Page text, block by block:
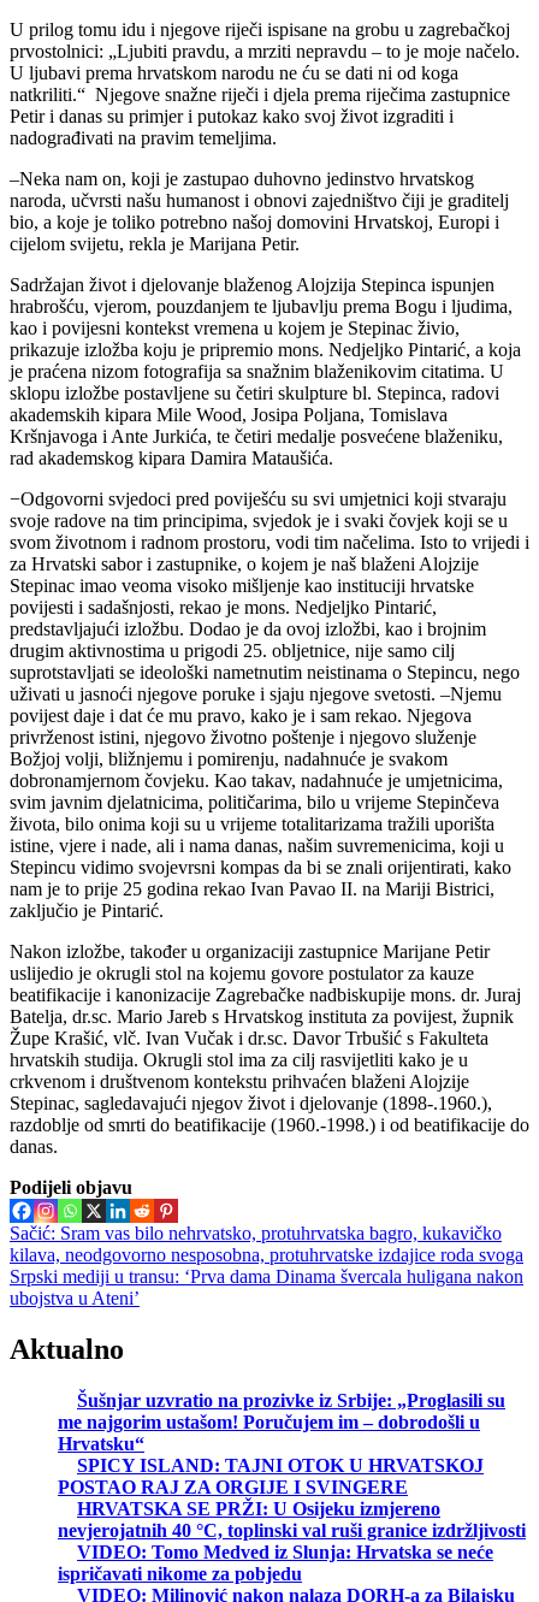
U prilog tomu idu i njegove riječi ispisane na grobu u zagrebačkoj
prvostolnici: „Ljubiti pravdu, a mrziti nepravdu – to je moje načelo.
U ljubavi prema hrvatskom narodu ne ću se dati ni od koga
natkriliti.“ Njegove snažne riječi i djela prema riječima zastupnice
Petir i danas su primjer i putokaz kako svoj život izgraditi i
nadograđivati na pravim temeljima.
–Neka nam on, koji je zastupao duhovno jedinstvo hrvatskog
naroda, učvrsti našu humanost i obnovi zajedništvo čiji je graditelj
bio, a koje je toliko potrebno našoj domovini Hrvatskoj, Europi i
cijelom svijetu, rekla je Marijana Petir.
Sadržajan život i djelovanje blaženog Alojzija Stepinca ispunjen
hrabrošću, vjerom, pouzdanjem te ljubavlju prema Bogu i ljudima,
kao i povijesni kontekst vremena u kojem je Stepinac živio,
prikazuje izložba koju je pripremio mons. Nedjeljko Pintarić, a koja
je praćena nizom fotografija sa snažnim blaženikovim citatima. U
sklopu izložbe postavljene su četiri skulpture bl. Stepinca, radovi
akademskih kipara Mile Wood, Josipa Poljana, Tomislava
Kršnjavoga i Ante Jurkića, te četiri medalje posvećene blaženiku,
rad akademskog kipara Damira Mataušića.
−Odgovorni svjedoci pred poviješću su svi umjetnici koji stvaraju
svoje radove na tim principima, svjedok je i svaki čovjek koji se u
svom životnom i radnom prostoru, vodi tim načelima. Isto to vrijedi i
za Hrvatski sabor i zastupnike, o kojem je naš blaženi Alojzije
Stepinac imao veoma visoko mišljenje kao instituciji hrvatske
povijesti i sadašnjosti, rekao je mons. Nedjeljko Pintarić,
predstavljajući izložbu. Dodao je da ovoj izložbi, kao i brojnim
drugim aktivnostima u prigodi 25. obljetnice, nije samo cilj
suprotstavljati se ideološki nametnutim neistinama o Stepincu, nego
uživati u jasnoći njegove poruke i sjaju njegove svetosti. –Njemu
povijest daje i dat će mu pravo, kako je i sam rekao. Njegova
privrženost istini, njegovo životno poštenje i njegovo služenje
Božjoj volji, bližnjemu i pomirenju, nadahnuće je svakom
dobronamjernom čovjeku. Kao takav, nadahnuće je umjetnicima,
svim javnim djelatnicima, političarima, bilo u vrijeme Stepinčeva
života, bilo onima koji su u vrijeme totalitarizama tražili uporišta
istine, vjere i nade, ali i nama danas, našim suvremenicima, koji u
Stepincu vidimo svojevrsni kompas da bi se znali orijentirati, kako
nam je to prije 25 godina rekao Ivan Pavao II. na Mariji Bistrici,
zaključio je Pintarić.
Nakon izložbe, također u organizaciji zastupnice Marijane Petir
uslijedio je okrugli stol na kojemu govore postulator za kauze
beatifikacije i kanonizacije Zagrebačke nadbiskupije mons. dr. Juraj
Batelja, dr.sc. Mario Jareb s Hrvatskog instituta za povijest, župnik
Župe Krašić, vlč. Ivan Vučak i dr.sc. Davor Trbušić s Fakulteta
hrvatskih studija. Okrugli stol ima za cilj rasvijetliti kako je u
crkvenom i društvenom kontekstu prihvaćen blaženi Alojzije
Stepinac, sagledavajući njegov život i djelovanje (1898-.1960.),
razdoblje od smrti do beatifikacije (1960.-1998.) i od beatifikacije do
danas.
Podijeli objavu
Navigacija
objava
Sačić: Sram vas bilo nehrvatsko, protuhrvatska bagro, kukavičko
kilava, neodgovorno nesposobna, protuhrvatske izdajice roda svoga
Srpski mediji u transu: ‘Prva dama Dinama švercala huligana nakon
ubojstva u Ateni’
Aktualno
Šušnjar uzvratio na prozivke iz Srbije: „Proglasili su
me najgorim ustašom! Poručujem im – dobrodošli u
Hrvatsku“
SPICY ISLAND: TAJNI OTOK U HRVATSKOJ
POSTAO RAJ ZA ORGIJE I SVINGERE
HRVATSKA SE PRŽI: U Osijeku izmjereno
nevjerojatnih 40 °C, toplinski val ruši granice izdržljivosti
VIDEO: Tomo Medved iz Slunja: Hrvatska se neće
ispričavati nikome za pobjedu
VIDEO: Milinović nakon nalaza DORH-a za Bilajsku